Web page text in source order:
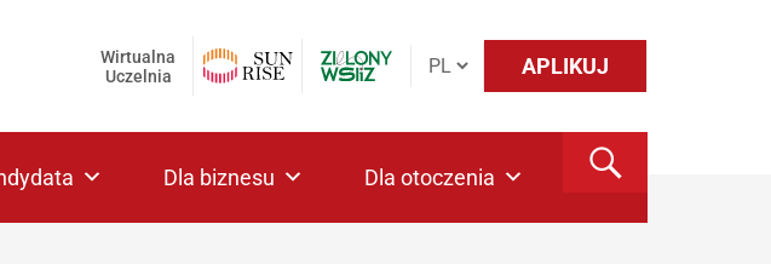
APLIKUJ
Wirtualna
Uczelnia
Dla biznesu Dla otoczenia